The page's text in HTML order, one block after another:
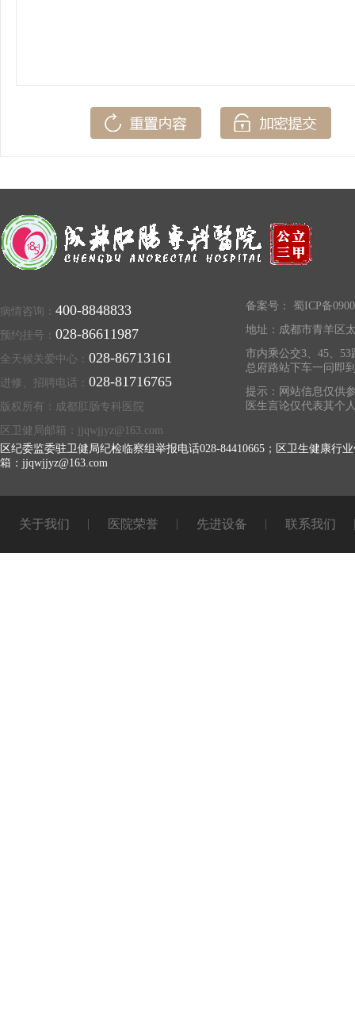
病情咨询： 400-8848833
预约挂号： 028-86611987
全天候关爱中心： 028-86713161
进修、招聘电话： 028-81716765
版权所有：成都肛肠专科医院
区卫健局邮箱：jjqwjjyz@163.com
备案号：
蜀ICP备
地址：成都市青羊区
市内乘公交3、45、
总府路站下车一问即
提示：网站信息仅供
医生言论仅代表其个
区纪委监委驻卫健局纪检临察组举报电话028-84410665；区卫生健康行
箱：jjqwjjyz@163.com
关于我们 医院荣誉 先进设备 联系我们